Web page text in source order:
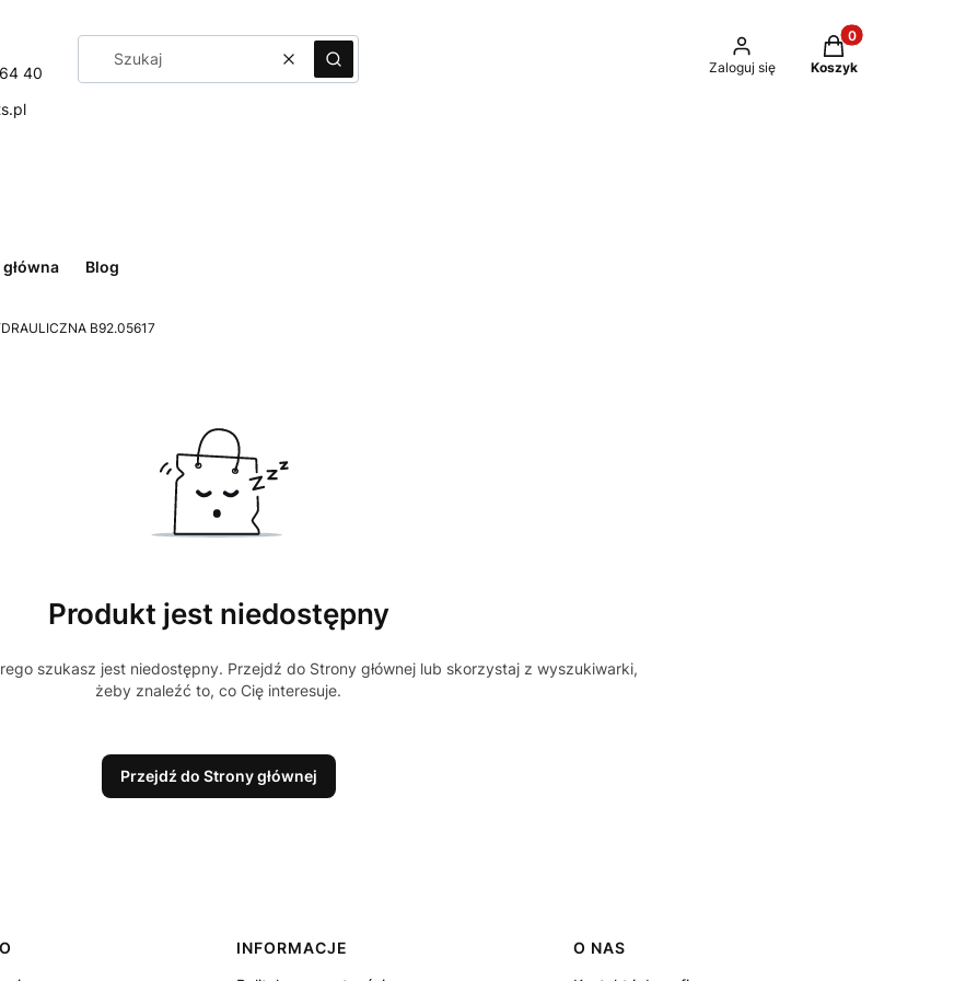
40
WyczyśćSzukaj Zaloguj się
Produkty w
Koszyk
Blog
B92.05617
Produkt jest niedostępny
szukasz jest niedostępny. Przejdź do Strony głównej lub skorzystaj z wyszukiwarki,
żeby znaleźć to, co Cię interesuje.
Przejdź do Strony głównej
INFORMACJE
O NAS